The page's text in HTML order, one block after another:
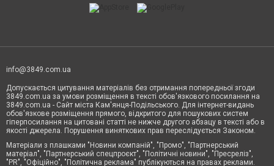
info@3849.com.ua
Допускається цитування матеріалів без отримання попередньої згоди
3849.com.ua за умови розміщення в тексті обов'язкового посилання на
3849.com.ua - Сайт міста Кам'янця-Подільського. Для інтернет-видань
обов'язкове розміщення прямого, відкритого для пошукових систем
гіперпосилання на цитовані статті не нижче другого абзацу в тексті або в
якості джерела. Порушення виняткових прав переслідується Законом.
Матеріали з плашками "Новини компаній", "Промо", "Партнерський
матеріал", "Партнерський спецпроєкт", "Політичні новини", "Пресреліз",
"PR", "Офіційно", "Політична реклама" публікуються на правах реклами.